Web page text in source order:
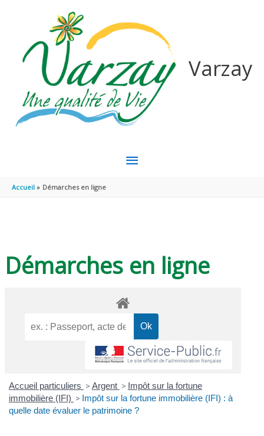
Varzay
MENU
Accueil Démarches en ligne
Démarches en ligne
Accueil particuliers > Argent > Impôt sur la fortune
immobilière (IFI) > Impôt sur la fortune immobilière (IFI) : à
quelle date évaluer le patrimoine ?